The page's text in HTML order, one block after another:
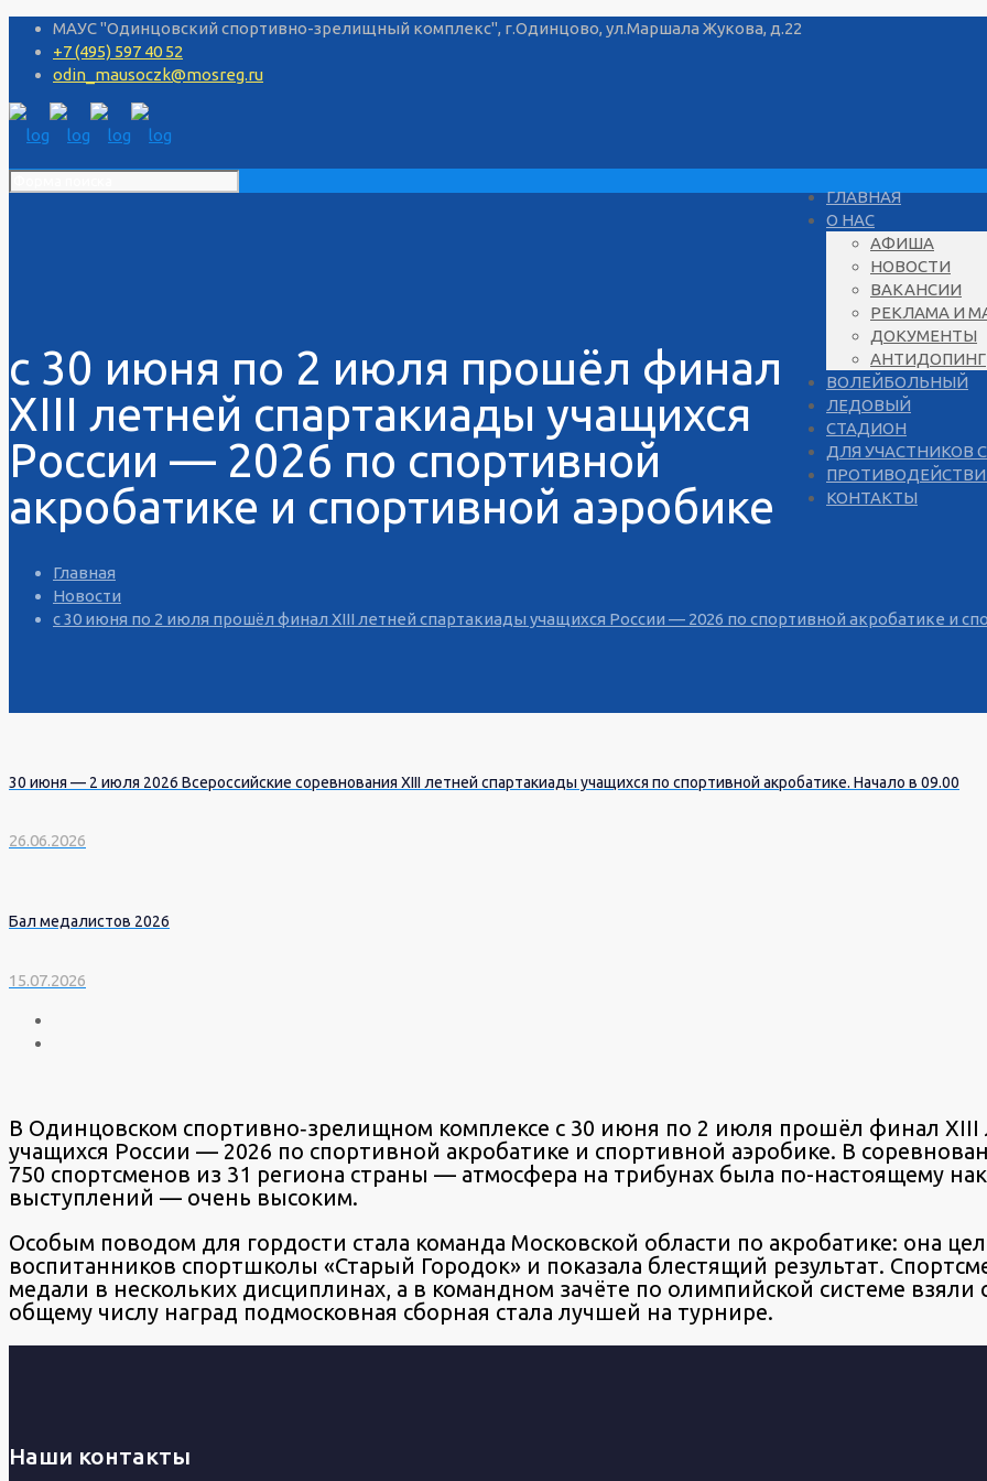
МАУС "Одинцовский спортивно-зрелищный комплекс", г.Одинцово, ул.Маршала Жукова, д.22
+7 (495) 597 40 52
odin_mausoczk@mosreg.ru
ГЛАВНАЯ
О НАС
АФИША
НОВОСТИ
ВАКАНСИИ
РЕКЛАМА И
ДОКУМЕНТЫ
АНТИДОПИНГ
ВОЛЕЙБОЛЬНЫЙ
ЛЕДОВЫЙ
СТАДИОН
ДЛЯ УЧАСТНИКОВ
КОНТАКТЫ
с 30 июня по 2 июля прошёл финал
XIII летней спартакиады учащихся
России — 2026 по спортивной
акробатике и спортивной аэробике
Главная
Новости
с 30 июня по 2 июля прошёл финал XIII летней спартакиады учащихся России — 2026 по спортивной акробатике и
30 июня — 2 июля 2026 Всероссийские соревнования XIII летней спартакиады учащихся по спортивной акробатике. Начало в 09.00
26.06.2026
Бал медалистов 2026
15.07.2026
В Одинцовском спортивно‑зрелищном комплексе с 30 июня по 2 июля прошёл финал XIII
учащихся России — 2026 по спортивной акробатике и спортивной аэробике. В
750 спортсменов из 31 региона страны — атмосфера на трибунах была по-настоящему
выступлений — очень высоким.
Особым поводом для гордости стала команда Московской области по акробатике: она
воспитанников спортшколы «Старый Городок» и показала блестящий результат.
медали в нескольких дисциплинах, а в командном зачёте по олимпийской системе взяли
общему числу наград подмосковная сборная стала лучшей на турнире.
Наши контакты